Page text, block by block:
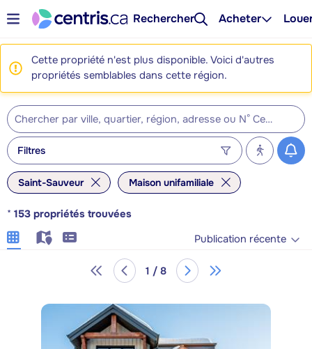
Rechercher Acheter
Cette propriété n'est plus disponible. Voici d'autres
propriétés semblables dans cette région.
Filtres
Saint-Sauveur Maison unifamiliale
* 153 propriétés trouvées
Publication récente
1 / 8